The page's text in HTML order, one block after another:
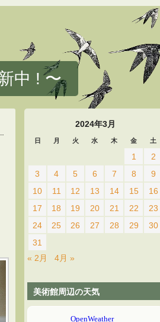
中 ! 〜
2024年3月
日 月 火 水 木 金 土
1
2
3
4 5 6 7 8
9
10
11 12 13 14 15
16
17
18 19 20 21 22
23
24
25 26 27 28 29
30
31
« 2月
4月 »
美術館周辺の天気